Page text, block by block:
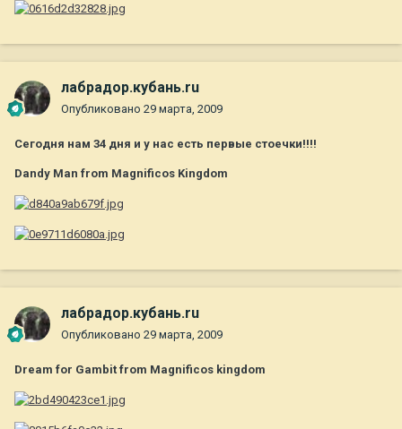
лабрадор.кубань.ru
Опубликовано 29 марта, 2009
Сегодня нам 34 дня и у нас есть первые стоечки!!!!
Dandy Man from Magnificos Kingdom
лабрадор.кубань.ru
Опубликовано 29 марта, 2009
Dream for Gambit from Magnificos kingdom